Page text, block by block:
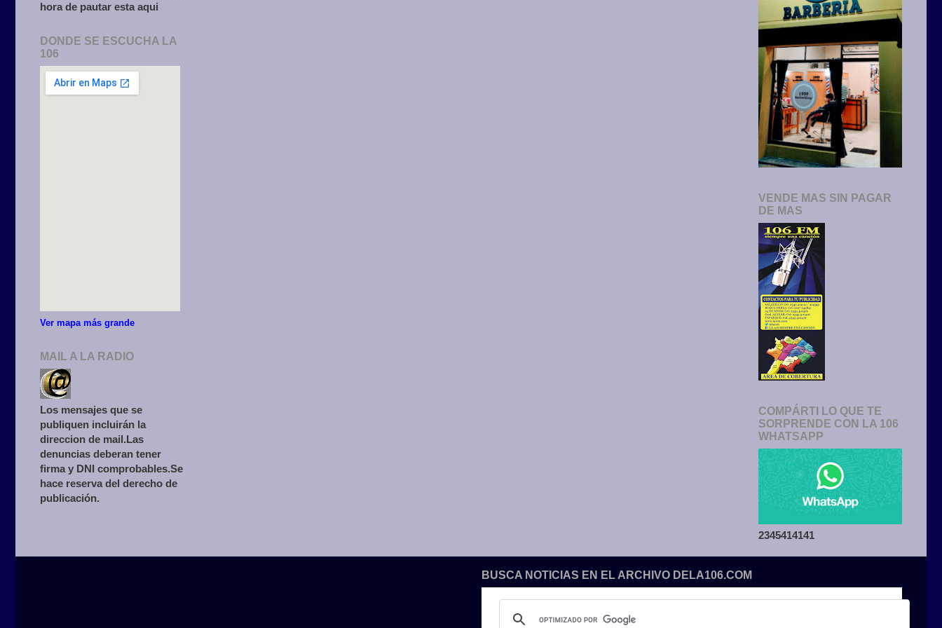
hora de pautar esta aqui
DONDE SE ESCUCHA LA
106
Ver mapa más grande
MAIL A LA RADIO
Los mensajes que se
publiquen incluirán la
direccion de mail.Las
denuncias deberan tener
firma y DNI comprobables.Se
hace reserva del derecho de
publicación.
VENDE MAS SIN PAGAR
DE MAS
COMPÁRTI LO QUE TE
SORPRENDE CON LA 106
WHATSAPP
2345414141
BUSCA NOTICIAS EN EL ARCHIVO DELA106.COM